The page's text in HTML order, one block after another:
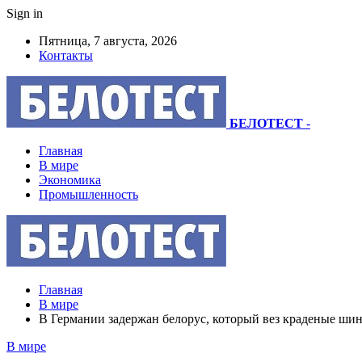
Sign in
Пятница, 7 августа, 2026
Контакты
БЕЛОТЕСТ -
Главная
В мире
Экономика
Промышленность
Главная
В мире
В Германии задержан белорус, который вез краденые
В мире